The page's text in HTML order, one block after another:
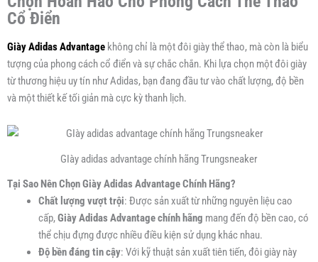
Cổ Điển
Giày Adidas Advantage không chỉ là một đôi giày thể thao, mà còn là biểu
tượng của phong cách cổ điển và sự chắc chắn. Khi lựa chọn một đôi giày
từ thương hiệu uy tín như Adidas, bạn đang đầu tư vào chất lượng, độ bền
và một thiết kế tối giản mà cực kỳ thanh lịch.
GIày adidas advantage chính hãng Trungsneaker
Tại Sao Nên Chọn Giày Adidas Advantage Chính Hãng?
Chất lượng vượt trội: Được sản xuất từ những nguyên liệu cao
cấp,Giày Adidas Advantage chính hãng mang đến độ bền cao, có
thể chịu đựng được nhiều điều kiện sử dụng khác nhau.
Độ bền đáng tin cậy: Với kỹ thuật sản xuất tiên tiến, đôi giày này